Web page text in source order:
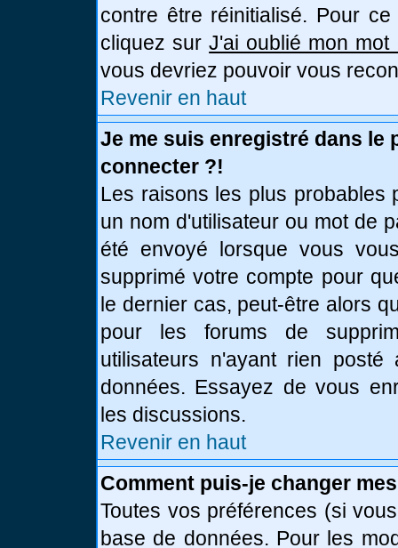
contre être réinitialisé. Pour
cliquez surJ'ai oublié mon mot
vous devriez pouvoir vous
Revenir en haut
Je me suis enregistré dans le
connecter ?!
Les raisons les plus probables
un nom d'utilisateur ou mot de
été envoyé lorsque vous
supprimé votre compte pour
le dernier cas, peut-être alors
pour les forums de
utilisateurs n'ayant rien
données. Essayez de vous
les discussions.
Revenir en haut
Comment puis-je changer
Toutes vos préférences (si
base de données. Pour les